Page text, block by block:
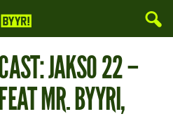
JAKSO 22 –
MR. BYYRI,